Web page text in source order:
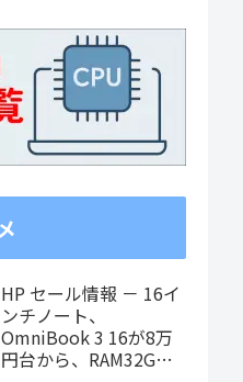
HP セール情報 － 16イ
ンチノート、
OmniBook 3 16が8万
円台から、RAM32GB